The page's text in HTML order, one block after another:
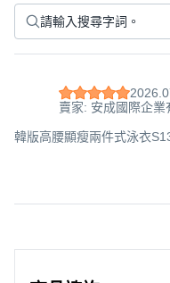
賣家: 安成國際企業
韓版高腰顯瘦兩件式泳衣